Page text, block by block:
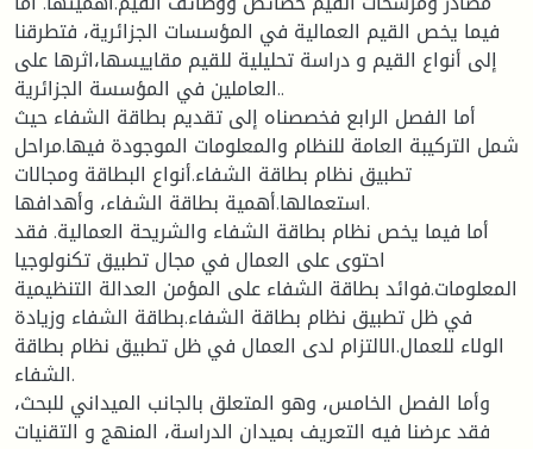
فيما يخص القيم العمالية في المؤسسات الجزائرية، فتطرقنا
إلى أنواع القيم و دراسة تحليلية للقيم مقاييسها،اثرها على
العاملين في المؤسسة الجزائرية..
أما الفصل الرابع فخصصناه إلى تقديم بطاقة الشفاء حيث
شمل التركيبة العامة للنظام والمعلومات الموجودة فيها.مراحل
تطبيق نظام بطاقة الشفاء.أنواع البطاقة ومجالات
استعمالها.أهمية بطاقة الشفاء، وأهدافها.
أما فيما يخص نظام بطاقة الشفاء والشريحة العمالية. فقد
احتوى على العمال في مجال تطبيق تكنولوجيا
المعلومات.فوائد بطاقة الشفاء على المؤمن العدالة التنظيمية
في ظل تطبيق نظام بطاقة الشفاء.بطاقة الشفاء وزيادة
الولاء للعمال.الالتزام لدى العمال في ظل تطبيق نظام بطاقة
الشفاء.
وأما الفصل الخامس، وهو المتعلق بالجانب الميداني للبحث،
فقد عرضنا فيه التعريف بميدان الدراسة، المنهج و التقنيات